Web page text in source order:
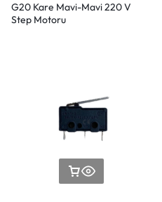
G20 Kare Mavi-Mavi 220 V
Step Motoru